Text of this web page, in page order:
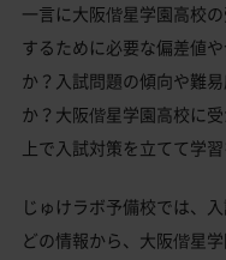
一言に大阪偕星学園高校
するために必要な偏差値
か？入試問題の傾向や難
か？大阪偕星学園高校に
上で入試対策を立てて学
じゅけラボ予備校では、
どの情報から、大阪偕星